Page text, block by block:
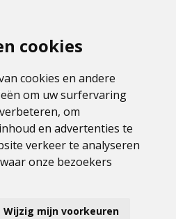
cookies
cookies en andere
om uw surfervaring
om
en advertenties te
verkeer te analyseren
onze bezoekers
Wijzig mijn voorkeuren